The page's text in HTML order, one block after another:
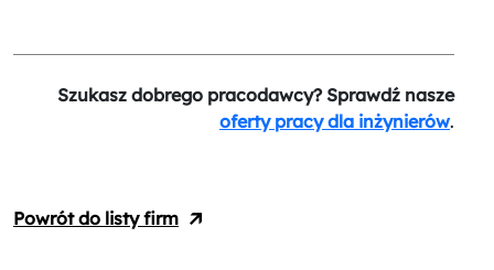
Szukasz dobrego pracodawcy? Sprawdź nasze
oferty pracy dla inżynierów.
Powrót do listy firm